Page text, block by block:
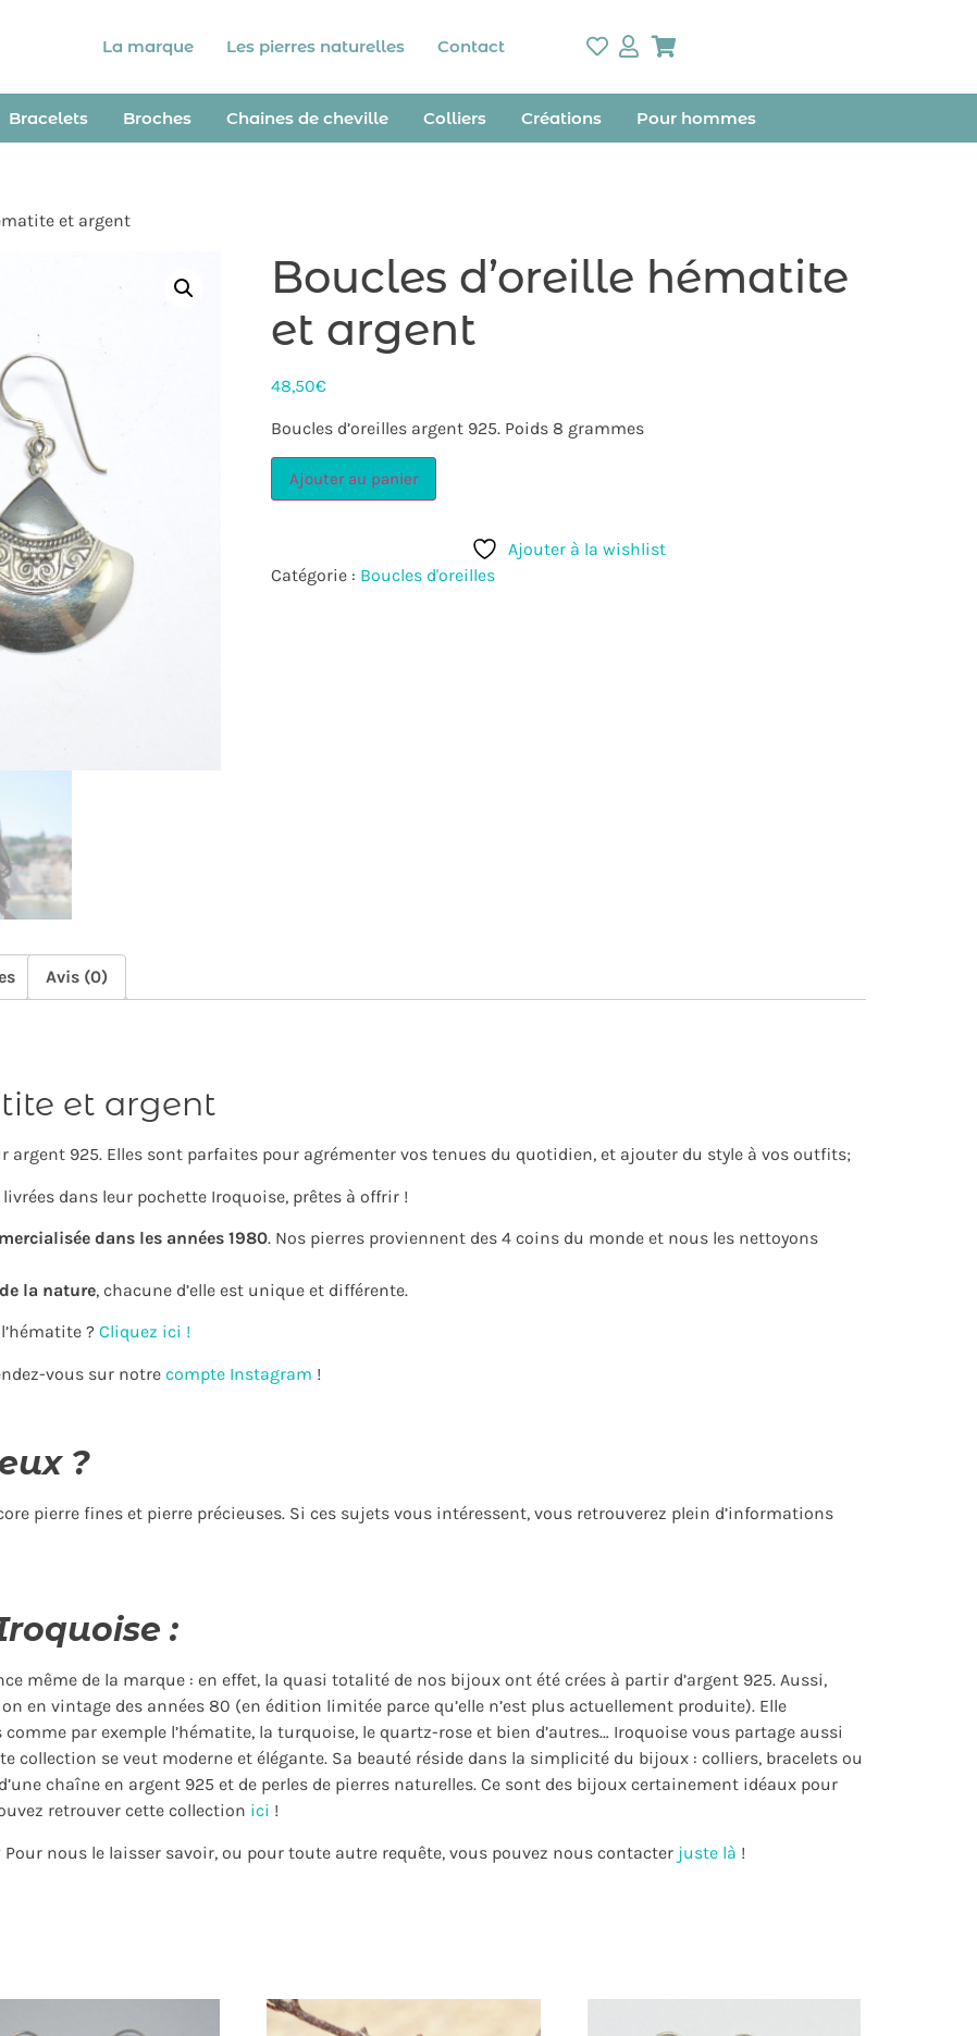
La marque Les pierres naturelles Contact
Bracelets Broches Chaines de cheville Colliers Créations Pour hommes
et argent
Boucles d’oreille hématite
et argent
48,50€
Boucles d’oreilles argent 925. Poids 8 grammes
Ajouter au panier
Ajouter à la wishlist
Catégorie : Boucles d'oreilles
Avis (0)
et argent
argent 925. Elles sont parfaites pour agrémenter vos tenues du quotidien, et ajouter du style à vos outfits;
dans leur pochette Iroquoise, prêtes à offrir !
dans les années 1980. Nos pierres proviennent des 4 coins du monde et nous les nettoyons
la nature, chacune d’elle est unique et différente.
? Cliquez ici !
vous sur notre compte Instagram !
?
pierre fines et pierre précieuses. Si ces sujets vous intéressent, vous retrouverez plein d’informations
:
même de la marque : en effet, la quasi totalité de nos bijoux ont été crées à partir d’argent 925. Aussi,
en vintage des années 80 (en édition limitée parce qu’elle n’est plus actuellement produite). Elle
par exemple l’hématite, la turquoise, le quartz-rose et bien d’autres… Iroquoise vous partage aussi
collection se veut moderne et élégante. Sa beauté réside dans la simplicité du bijoux : colliers, bracelets ou
chaîne en argent 925 et de perles de pierres naturelles. Ce sont des bijoux certainement idéaux pour
retrouver cette collection ici !
Pour nous le laisser savoir, ou pour toute autre requête, vous pouvez nous contacter juste là !